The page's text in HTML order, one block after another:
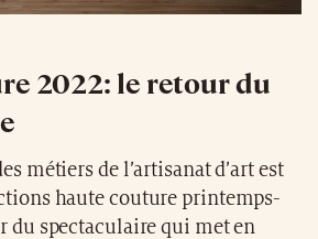
2022: le retour du
métiers de l’artisanat d’art est
haute couture printemps-
du spectaculaire qui met en